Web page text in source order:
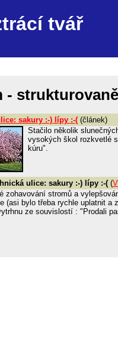
tvář
- strukturovaně
sakury :-) lípy :-((článek)
Stačilo několik
vysokých škol rozkvetlé
kúru".
ulice: sakury :-) lípy :-((
zohavování stromů a
(asi bylo třeba rychle uplatnit
ze souvislostí : "Prodali